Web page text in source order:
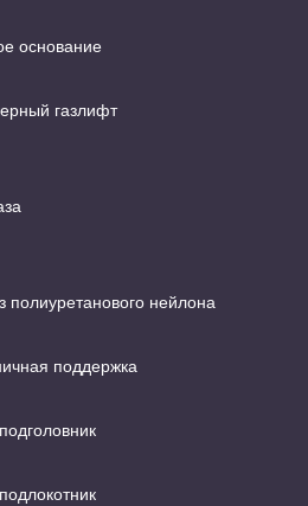
основание
газлифт
нейлона
поддержка